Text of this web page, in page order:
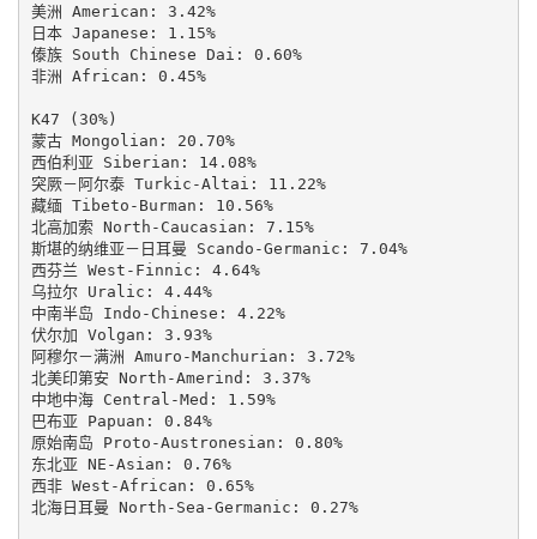
美洲 American: 3.42%
日本 Japanese: 1.15%
傣族 South Chinese Dai: 0.60%
非洲 African: 0.45%
K47 (30%)
蒙古 Mongolian: 20.70%
西伯利亚 Siberian: 14.08%
突厥－阿尔泰 Turkic-Altai: 11.22%
藏缅 Tibeto-Burman: 10.56%
北高加索 North-Caucasian: 7.15%
斯堪的纳维亚－日耳曼 Scando-Germanic: 7.04%
西芬兰 West-Finnic: 4.64%
乌拉尔 Uralic: 4.44%
中南半岛 Indo-Chinese: 4.22%
伏尔加 Volgan: 3.93%
阿穆尔－满洲 Amuro-Manchurian: 3.72%
北美印第安 North-Amerind: 3.37%
中地中海 Central-Med: 1.59%
巴布亚 Papuan: 0.84%
原始南岛 Proto-Austronesian: 0.80%
东北亚 NE-Asian: 0.76%
西非 West-African: 0.65%
北海日耳曼 North-Sea-Germanic: 0.27%